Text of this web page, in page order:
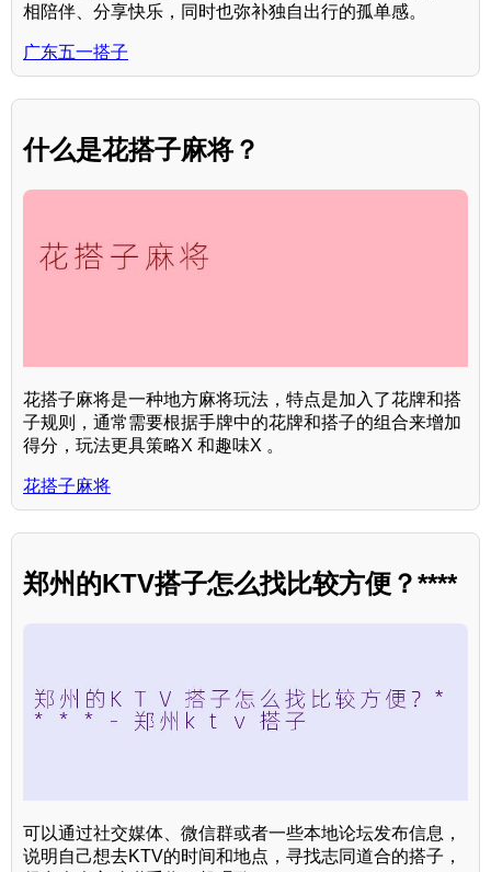
相陪伴、分享快乐，同时也弥补独自出行的孤单感。
广东五一搭子
什么是花搭子麻将？
花搭子麻将是一种地方麻将玩法，特点是加入了花牌和搭
子规则，通常需要根据手牌中的花牌和搭子的组合来增加
得分，玩法更具策略X 和趣味X 。
花搭子麻将
郑州的KTV搭子怎么找比较方便？****
可以通过社交媒体、微信群或者一些本地论坛发布信息，
说明自己想去KTV的时间和地点，寻找志同道合的搭子，